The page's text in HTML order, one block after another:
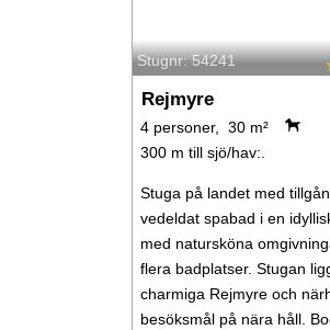
Stugnr: 54241
Rejmyre
4 personer, 30 m²
300 m till sjö/hav:.
Stuga på landet med
vedeldat spabad i en
med natursköna
flera badplatser. Stugan
charmiga Rejmyre och
besöksmål på nära håll.